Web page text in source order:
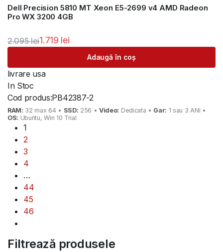
Dell Precision 5810 MT Xeon E5-2699 v4 AMD Radeon
Pro WX 3200 4GB
2.095lei1.719 lei
Adaugă în coș
livrare usa
In Stoc
Cod produs:PB42387-2
RAM: 32 max 64 • SSD: 256 •Video: Dedicata • Gar: 1 sau 3 ANI •
OS: Ubuntu, Win 10 Trial
1
2
3
4
…
44
45
46
Filtrează produsele